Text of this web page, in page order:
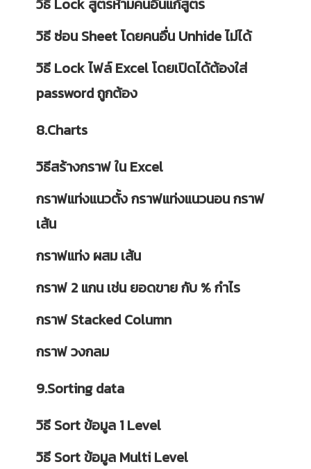
วิธี Lock สูตรห้ามคนอื่นแก้สูตร
วิธี ซ่อน Sheet โดยคนอื่น Unhide ไม่ได้
วิธี Lock ไฟล์ Excel โดยเปิดได้ต้องใส่
password ถูกต้อง
8.Charts
วิธีสร้างกราฟ ใน Excel
กราฟแท่งแนวตั้ง กราฟแท่งแนวนอน กราฟ
เส้น
กราฟแท่ง ผสม เส้น
กราฟ 2 แกน เช่น ยอดขาย กับ % กำไร
กราฟ Stacked Column
กราฟ วงกลม
9.Sorting data
วิธี Sort ข้อมูล 1 Level
วิธี Sort ข้อมูล Multi Level